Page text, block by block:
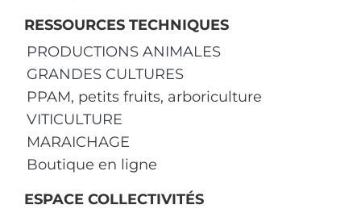
RESSOURCES TECHNIQUES
PRODUCTIONS ANIMALES
GRANDES CULTURES
PPAM, petits fruits, arboriculture
VITICULTURE
MARAICHAGE
Boutique en ligne
ESPACE COLLECTIVITÉS